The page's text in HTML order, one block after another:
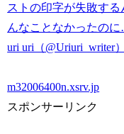
ストの印字が失敗する
んなことなかったの
uri uri（@Uriuri_writer
m32006400n.xsrv.jp
スポンサーリンク